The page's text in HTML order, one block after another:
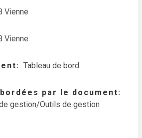
Vienne
Vienne
Tableau de bord
par le document
gestion/Outils de gestion